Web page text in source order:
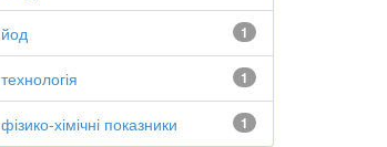
1
йод
1
технологія
1
фізико-хімічні показники